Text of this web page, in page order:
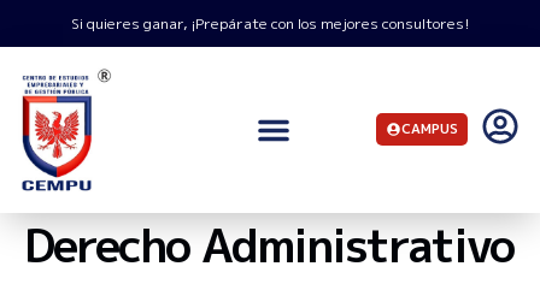
Si quieres ganar, ¡Prepárate con los mejores consultores!
CAMPUS
Derecho Administrativo